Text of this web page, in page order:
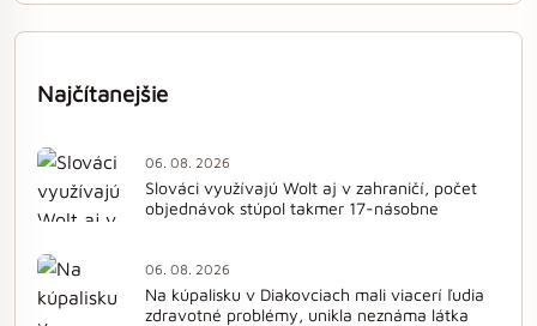
Najčítanejšie
06. 08. 2026
Slováci využívajú Wolt aj v zahraničí, počet
objednávok stúpol takmer 17-násobne
06. 08. 2026
Na kúpalisku v Diakovciach mali viacerí ľudia
zdravotné problémy, unikla neznáma látka